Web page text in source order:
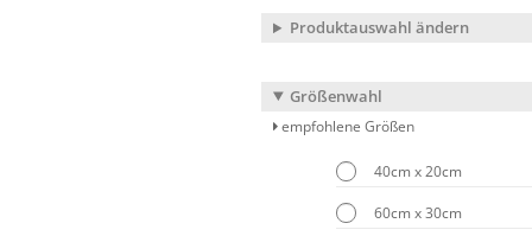
Produktauswahl ändern
Größenwahl
empfohlene Größen
40cm x 20cm
60cm x 30cm